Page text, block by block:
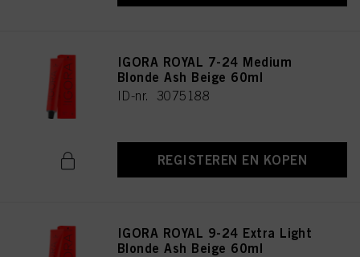
IGORA ROYAL 7-24 Medium
Blonde Ash Beige 60ml
ID-nr. 3075188
REGISTEREN EN KOPEN
IGORA ROYAL 9-24 Extra Light
Blonde Ash Beige 60ml